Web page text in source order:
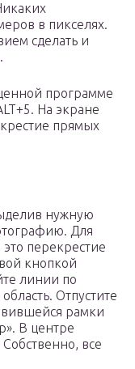
в пикселях.
сделать и
программе
На экране
прямых
нужную
Для
перекрестие
кнопкой
линии по
Отпустите
рамки
В центре
все